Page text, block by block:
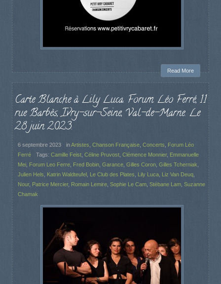
Read More
Carte Blanche à Lily Luca. Forum Léo Ferré, 11
rue Barbès, Ivry-sur-Seine, Val-de-Marne. Le
28 juin 2023.
6 septembre 2023 inArtistes Chanson Française Concerts
Forum Léo
Ferré
Tags: Camille Feist Céline Pruvost Clémence Monnier, Emmanuelle
Mei Forum Leo Ferre Fred Bobin Garance Gilles Coron Gilles Tcherniak
Julien Hels
Katrin Waldteufel Le Club des Plates Lily Luca Liz Van Deuq
Nour, Patrice Mercier, Romain Lemire Sophie Le Cam Stébane Lam Suzanne
Chamak